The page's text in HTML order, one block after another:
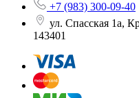
+7 (983) 300-09-40
ул. Спасская 1а,
143401